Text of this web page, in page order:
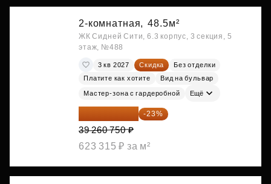
2-комнатная, 48.5м²
ЖК Сидней Сити, 6.3 корпус, 3 секция, 5
этаж, №488
3 кв 2027 Скидка
Без отделки
Платите как хотите
Вид на бульвар
Мастер-зона с гардеробной Ещё
30 230 778 ₽ -23%
39 260 750 ₽
623 315 ₽ за м²